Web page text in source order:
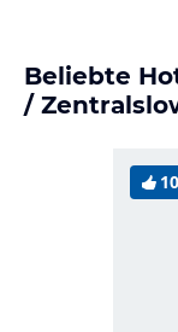
Beliebte
/